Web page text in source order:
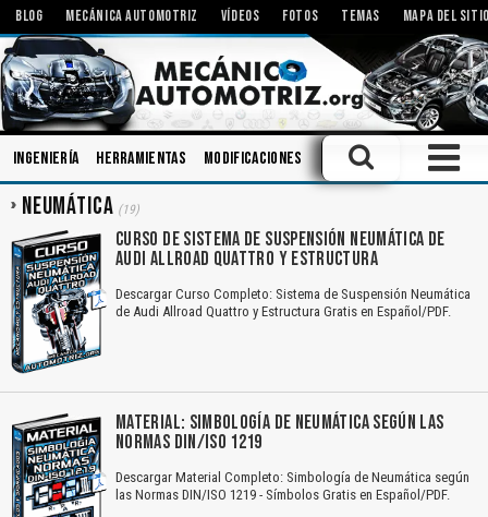
BLOG MECÁNICA AUTOMOTRIZ VÍDEOS FOTOS TEMAS MAPA DEL
Ingeniería Herramientas Modificaciones Engranajes
NEUMÁTICA (19)
CURSO DE SISTEMA DE SUSPENSIÓN NEUMÁTICA DE
AUDI ALLROAD QUATTRO Y ESTRUCTURA
Descargar Curso Completo: Sistema de Suspensión Neumática
de Audi Allroad Quattro y Estructura Gratis en Español/PDF.
MATERIAL: SIMBOLOGÍA DE NEUMÁTICA SEGÚN LAS
NORMAS DIN/ISO 1219
Descargar Material Completo: Simbología de Neumática según
las Normas DIN/ISO 1219 - Símbolos Gratis en Español/PDF.